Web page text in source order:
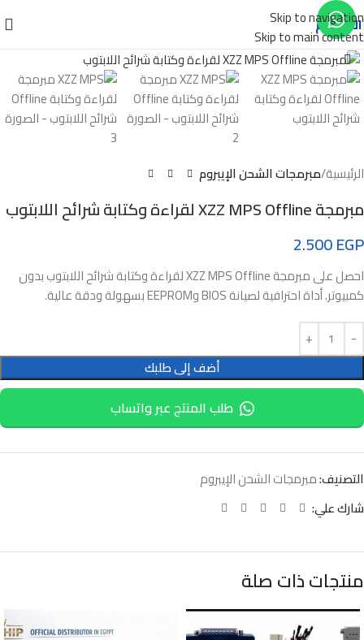
Skip to navigation
Skip to main content
الأقسام
Click to enlarge
الرئيسية مبرمجات الشحن الإيبروم
مبرمجة XZZ MPS Offline لقراءة وكتابة شرائح اللابتوب
2.500EGP
احصل على مبرمجة XZZ MPS Offline لقراءة وكتابة شرائح اللابتوب بدون
كمبيوتر. أداة احترافية لصيانة BIOS وEEPROM بسهولة ودقة عالية.
أضف إلى طلبك
طلب المنتج عبر واتساب
التصنيف:مبرمجات الشحن الإيبروم
شارك علي:
منتجات ذات صلة